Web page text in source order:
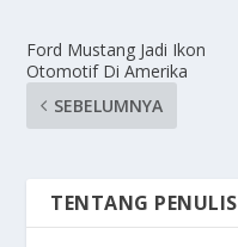
Ford Mustang Jadi Ikon
Otomotif Di Amerika
SEBELUMNYA
TENTANG PENULIS